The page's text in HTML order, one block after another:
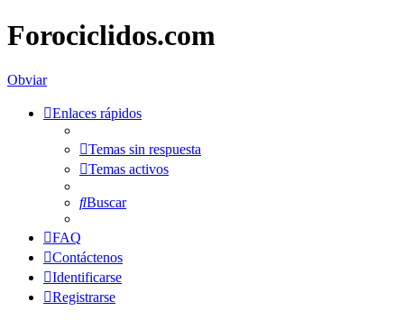
Forociclidos.com
Obviar
Enlaces rápidos
Temas sin respuesta
Temas activos
Buscar
FAQ
Contáctenos
Identificarse
Registrarse